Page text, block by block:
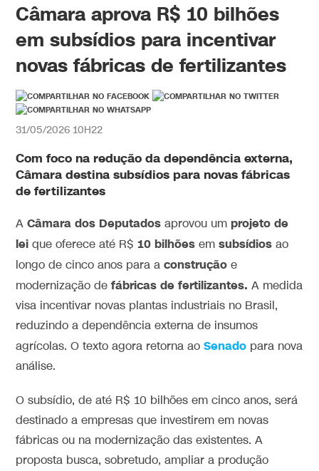
Câmara aprova R$ 10 bilhões
em subsídios para incentivar
novas fábricas de fertilizantes
31/05/2026 10H22
Com foco na redução da dependência externa,
Câmara destina subsídios para novas fábricas
de fertilizantes
ACâmara dos Deputados aprovou umprojeto de
lei que oferece até R$10 bilhões emsubsídios ao
longo de cinco anos para aconstrução e
modernização de fábricas de fertilizantes. A medida
visa incentivar novas plantas industriais no Brasil,
reduzindo a dependência externa de insumos
agrícolas. O texto agora retorna aoSenado para nova
análise.
O subsídio, de até R$ 10 bilhões em cinco anos, será
destinado a empresas que investirem em novas
fábricas ou na modernização das existentes. A
proposta busca, sobretudo, ampliar a produção